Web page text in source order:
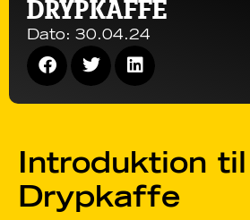
DRYPKAFFE
Dato: 30.04.24
Introduktion til
Drypkaffe